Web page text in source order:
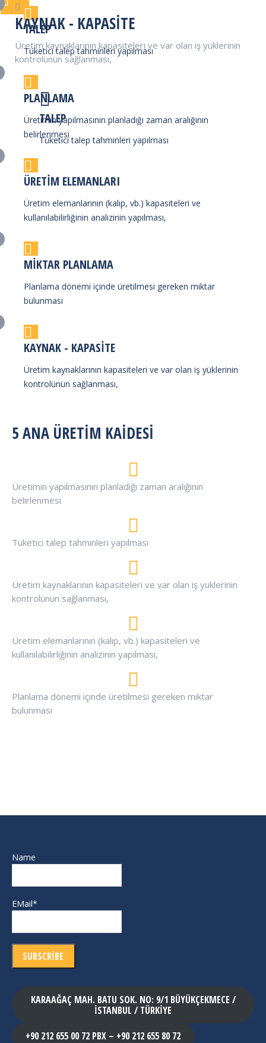
KAYNAK - KAPASITE
Üretim kaynaklarının kapasiteleri ve var olan iş yüklerinin
kontrolünün sağlanması,
TALEP
Tüketici talep tahminleri yapılması
TALEP
Tüketici talep tahminleri yapılması
PLANLAMA
Üretimin yapılmasının planladığı zaman aralığının
belirlenmesi
ÜRETIM ELEMANLARI
Üretim elemanlarının (kalıp, vb.) kapasiteleri ve
kullanılabilirliğinin analizinin yapılması,
MIKTAR PLANLAMA
Planlama dönemi içinde üretilmesi gereken miktar
bulunması
KAYNAK - KAPASITE
Üretim kaynaklarının kapasiteleri ve var olan iş yüklerinin
kontrolünün sağlanması,
5 ANA ÜRETİM KAİDESİ
Üretimin yapılmasının planladığı zaman aralığının
belirlenmesi
Tüketici talep tahminleri yapılması
Üretim kaynaklarının kapasiteleri ve var olan iş yüklerinin
kontrolünün sağlanması,
Üretim elemanlarının (kalıp, vb.) kapasiteleri ve
kullanılabilirliğinin analizinin yapılması,
Planlama dönemi içinde üretilmesi gereken miktar
bulunması
Name
EMail*
KARAAĞAÇ MAH. BATU SOK. NO: 9/1 BÜYÜKÇEKMECE /
İSTANBUL / TÜRKİYE
+90 212 655 00 72 PBX – +90 212 655 80 72